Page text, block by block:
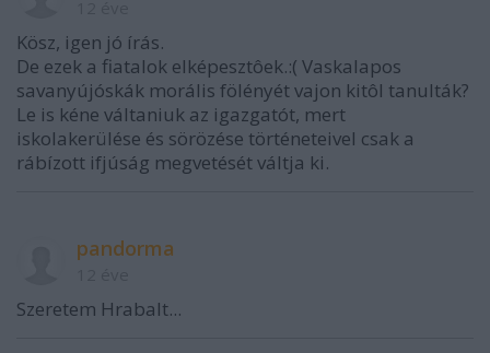
Kösz, igen jó írás.
De ezek a fiatalok elképesztôek.:( Vaskalapos
savanyújóskák morális fölényét vajon kitôl tanulták?
Le is kéne váltaniuk az igazgatót, mert
iskolakerülése és sörözése történeteivel csak a
rábízott ifjúság megvetését váltja ki.
pandorma
Szeretem Hrabalt...